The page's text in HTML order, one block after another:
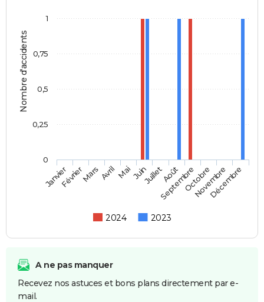
Nombre d'accidents
2024 2023
JanvierFévrierMars AvrilMaiJuinJuilletAoût
SeptembreOctobre
Novembre
Décembre
0
1
0,25
0,5
0,75
A ne pas manquer
Recevez nos astuces et bons plans directement par e-
mail.